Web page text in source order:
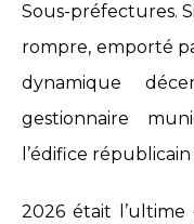
Sous-préfectures.
rompre, emporté
dynamique
gestionnaire
l’édifice
2026 était l’ultime